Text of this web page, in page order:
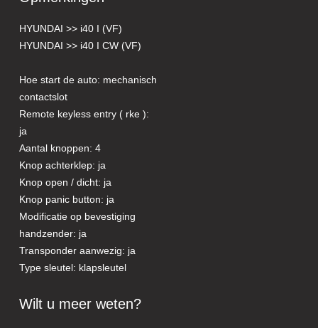
HYUNDAI >> i40 I (VF)
HYUNDAI >> i40 I CW (VF)
Hoe start de auto: mechanisch
contactslot
Remote keyless entry ( rke ):
ja
Aantal knoppen: 4
Knop achterklep: ja
Knop open / dicht: ja
Knop panic button: ja
Modificatie op bevestiging
handzender: ja
Transponder aanwezig: ja
Type sleutel: klapsleutel
Wilt u meer weten?